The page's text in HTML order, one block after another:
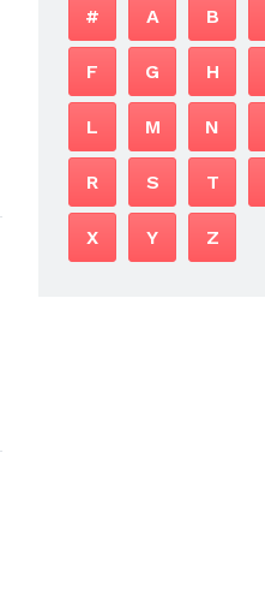
# A B
F G H
L M N
R S T
X Y Z